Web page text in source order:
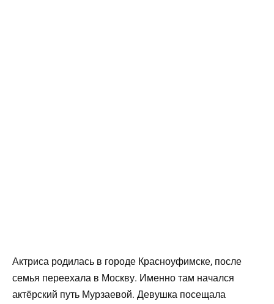
Актриса родилась в городе Красноуфимске, после
семья переехала в Москву. Именно там начался
актёрский путь Мурзаевой. Девушка посещала